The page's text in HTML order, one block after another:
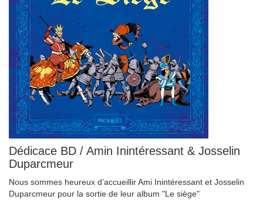
Dédicace BD / Amin Inintéressant & Josselin
Duparcmeur
Nous sommes heureux d’accueillir Ami Inintéressant et Josselin
Duparcmeur pour la sortie de leur album "Le siège"